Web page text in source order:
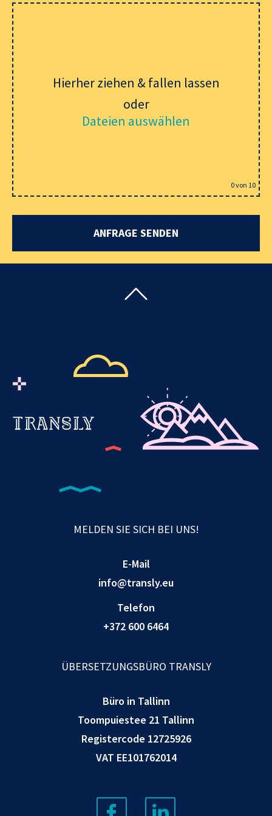
Hierher ziehen & fallen lassen
oder
Dateien auswählen
0von 10
MELDEN SIE SICH BEI UNS!
E-Mail
info@transly.eu
Telefon
+372 600 6464
ÜBERSETZUNGSBÜRO TRANSLY
Büro in Tallinn
Toompuiestee 21 Tallinn
Registercode 12725926
VAT EE101762014